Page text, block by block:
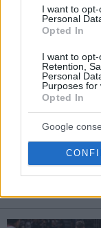
I want to
Personal
Opted In
I want to opt-
Retention,
Personal
Purposes for
Opted In
Google
21/JAN/24 19:13
Η Βίρτους δεν
ασίστ)...